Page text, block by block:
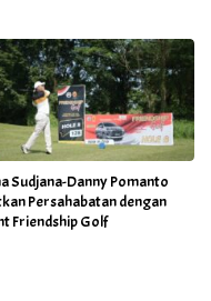
Sudjana-Danny Pomanto
Persahabatan dengan
Friendship Golf